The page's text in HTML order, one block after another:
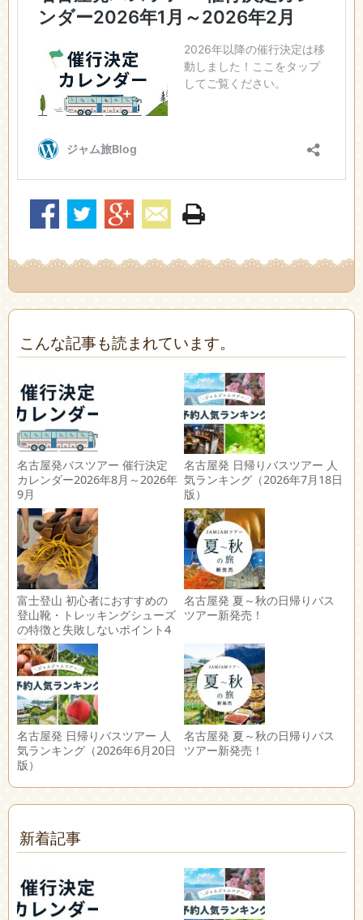
こんな記事も読まれています。
名古屋発バスツアー 催行決定
カレンダー2026年8月～2026年
9月
名古屋発 日帰りバスツアー 人
気ランキング（2026年7月18日
版）
富士登山 初心者におすすめの
登山靴・トレッキングシューズ
の特徴と失敗しないポイント4
選
名古屋発 夏～秋の日帰りバス
ツアー新発売！
名古屋発 日帰りバスツアー 人
気ランキング（2026年6月20日
版）
名古屋発 夏～秋の日帰りバス
ツアー新発売！
新着記事